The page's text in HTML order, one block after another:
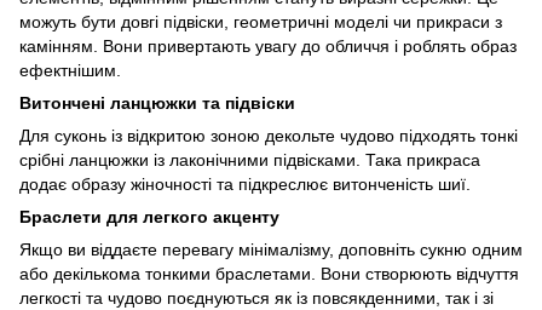
можуть бути довгі підвіски, геометричні моделі чи прикраси з
камінням. Вони привертають увагу до обличчя і роблять образ
ефектнішим.
Витончені ланцюжки та підвіски
Для суконь із відкритою зоною декольте чудово підходять тонкі
срібні ланцюжки із лаконічними підвісками. Така прикраса
додає образу жіночності та підкреслює витонченість шиї.
Браслети для легкого акценту
Якщо ви віддаєте перевагу мінімалізму, доповніть сукню одним
або декількома тонкими браслетами. Вони створюють відчуття
легкості та чудово поєднуються як із повсякденними, так і зі